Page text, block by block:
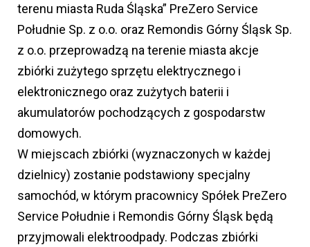
terenu miasta Ruda Śląska” PreZero Service
Południe Sp. z o.o. oraz Remondis Górny Śląsk Sp.
z o.o. przeprowadzą na terenie miasta akcje
zbiórki zużytego sprzętu elektrycznego i
elektronicznego oraz zużytych baterii i
akumulatorów pochodzących z gospodarstw
domowych.
W miejscach zbiórki (wyznaczonych w każdej
dzielnicy) zostanie podstawiony specjalny
samochód, w którym pracownicy Spółek PreZero
Service Południe i Remondis Górny Śląsk będą
przyjmowali elektroodpady. Podczas zbiórki